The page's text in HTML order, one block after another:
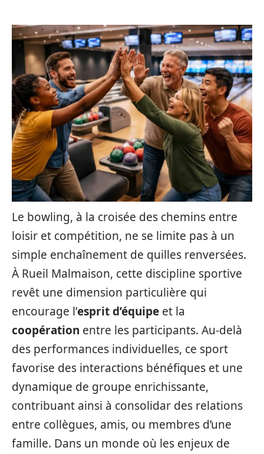
Le bowling, à la croisée des chemins entre
loisir et compétition, ne se limite pas à un
simple enchaînement de quilles renversées.
À Rueil Malmaison, cette discipline sportive
revêt une dimension particulière qui
encourage l’esprit d’équipe et la
coopération entre les participants. Au-delà
des performances individuelles, ce sport
favorise des interactions bénéfiques et une
dynamique de groupe enrichissante,
contribuant ainsi à consolidar des relations
entre collègues, amis, ou membres d’une
famille. Dans un monde où les enjeux de